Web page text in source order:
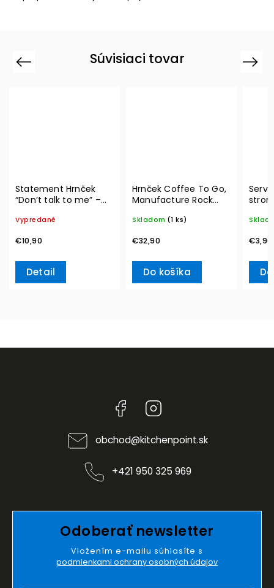
Súvisiaci tovar
Previous
Statement Hrnček
“Don’t talk to me” –
Vypredané
€10,90
Detail
Hrnček Coffee To Go,
Manufacture Rock
Boch
Skladom (1 ks)
€32,90
Do košíka
€3,90
Next
Facebook
obchod@kitchenpoint.sk
+421 950 325 969
Odoberať newsletter
Vložením e-mailu súhlasíte s
podmienkami ochrany osobných údajov